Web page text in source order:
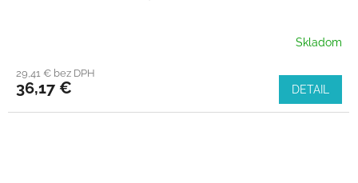
Skladom
29,41 € bez DPH
36,17 € DETAIL